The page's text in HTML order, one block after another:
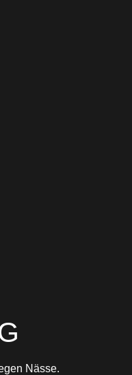
Nässe.